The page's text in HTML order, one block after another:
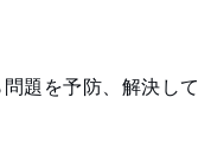
題を予防、解決して